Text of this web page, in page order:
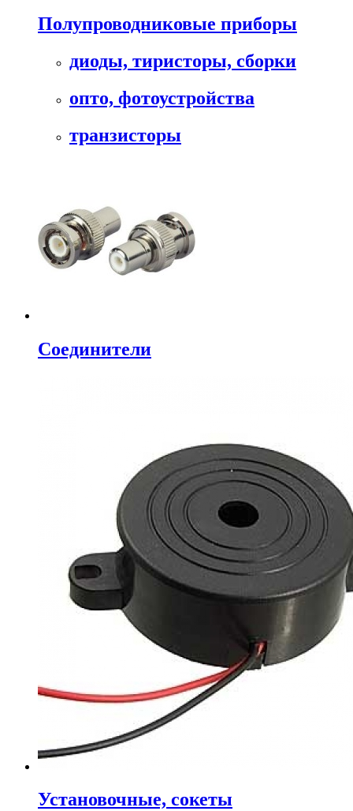
Полупроводниковые приборы
диоды, тиристоры, сборки
опто, фотоустройства
транзисторы
Соединители
Установочные, сокеты